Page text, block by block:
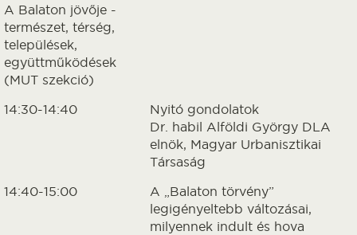
A Balaton jövője -
természet, térség,
települések,
együttműködések
(MUT szekció)
14:30-14:40
Nyitó gondolatok
Dr. habil Alföldi György DLA
elnök, Magyar Urbanisztikai
Társaság
14:40-15:00
A „Balaton törvény”
legigényeltebb változásai,
milyennek indult és hova